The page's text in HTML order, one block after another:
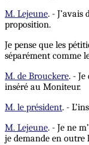
M. Lejeune. -
proposition.
Je pense que les
séparément comme
M. de Brouckere. -
inséré au Moniteur.
M. le président. -
M. Lejeune. - Je ne
je demande en outre